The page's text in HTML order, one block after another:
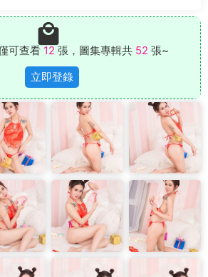
可查看 12 張，圖集專輯共 52 張~
立即登錄